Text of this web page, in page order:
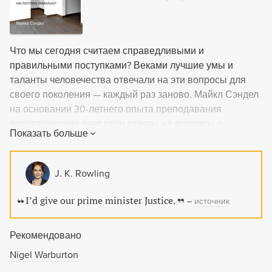
Что мы сегодня считаем справедливыми и
правильными поступками? Веками лучшие умы и
таланты человечества отвечали на эти вопросы для
своего поколения — каждый раз заново. Майкл Сэндел
на основании 30-летнего опыта преподавания
справедливости, разъясняя некоторые из великих
философских трудов, учитывая острейшие
современные юридические и политические споры.
Допустимы ли эвтаназия, аборты, однополые браки и
суррогатное материнство? Можно ли оправдать
катастроф? И что такое в итоге социальная
справедливость? Майкл Сэндел дает понимание того,
Показать больше
J. K. Rowling
I’d give our prime minister Justice. – источник
Рекомендовано
Nigel Warburton